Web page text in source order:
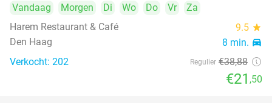
Vandaag Morgen Di Wo Do Vr
Za
Harem Restaurant & Café
9.5 star
Den Haag 8 min. directions_car
Verkocht: 202 Regulier €38,88
€21 ,50